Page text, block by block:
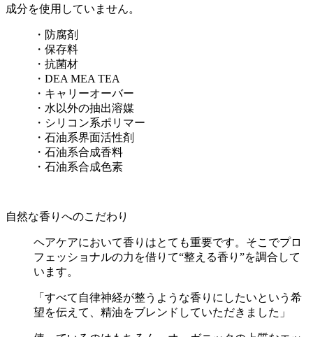
成分を使用していません。
・防腐剤
・保存料
・抗菌材
・DEA MEA TEA
・キャリーオーバー
・水以外の抽出溶媒
・シリコン系ポリマー
・石油系界面活性剤
・石油系合成香料
・石油系合成色素
自然な香りへのこだわり
ヘアケアにおいて香りはとても重要です。そこでプロ
フェッショナルの力を借りて“整える香り”を調合して
います。
「すべて自律神経が整うような香りにしたいという希
望を伝えて、精油をブレンドしていただきました」